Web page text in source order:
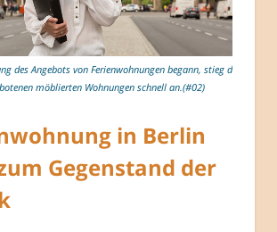
des Angebots von Ferienwohnungen begann, stieg die
möblierten Wohnungen schnell an.(#02)
in Berlin
Gegenstand der